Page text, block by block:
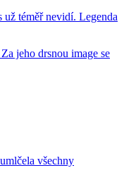
téměř nevidí. Legenda
jeho drsnou image se
všechny